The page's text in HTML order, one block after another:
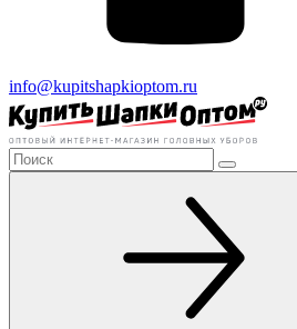
info@kupitshapkioptom.ru